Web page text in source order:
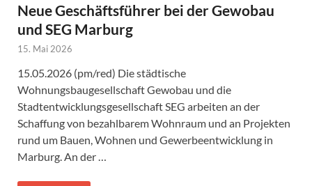
Neue Geschäftsführer bei der Gewobau
und SEG Marburg
15. Mai 2026
15.05.2026 (pm/red) Die städtische
Wohnungsbaugesellschaft Gewobau und die
Stadtentwicklungsgesellschaft SEG arbeiten an der
Schaffung von bezahlbarem Wohnraum und an Projekten
rund um Bauen, Wohnen und Gewerbeentwicklung in
Marburg. An der …